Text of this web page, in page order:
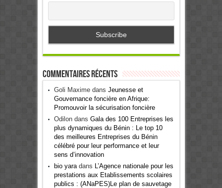
Commentaires récents
Goli Maximedans Jeunesse et
Gouvernance foncière en Afrique:
Promouvoir la sécurisation foncière
Odilondans Gala des 100 Entreprises les
plus dynamiques du Bénin : Le top 10
des meilleures Entreprises du Bénin
célébré pour leur performance et leur
sens d’innovation
bio yaradans
L’Agence nationale pour les
prestations aux Etablissements scolaires
publics : (ANaPES)Le plan de sauvetage